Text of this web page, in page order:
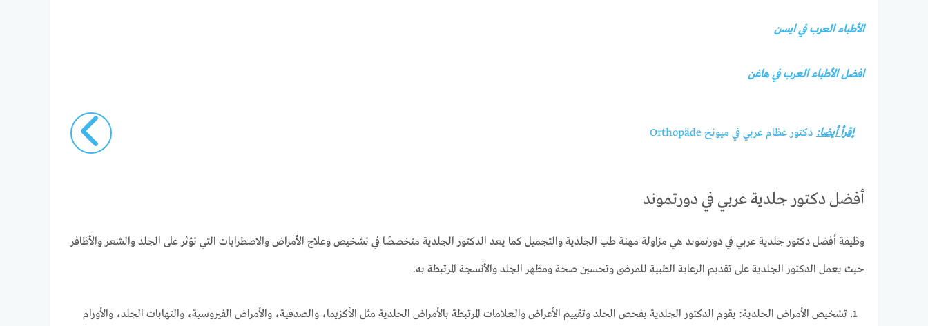
الأطباء العرب في ايسن
افضل الأطباء العرب في هاغن
إقرأ أيضا: دكتور عظام عربي في ميونخ Orthopäde
أفضل دكتور جلدية عربي في دورتموند
وظيفة أفضل دكتور جلدية عربي في دورتموند هي مزاولة مهنة طب الجلدية والتجميل كما يعد الدكتور الجلدية متخصصًا في تشخيص وعلاج الأمراض والاضطرابات التي تؤثر على الجلد والشعر والأظافر
حيث يعمل الدكتور الجلدية على تقديم الرعاية الطبية للمرضى وتحسين صحة ومظهر الجلد والأنسجة المرتبطة به.
تشخيص الأمراض الجلدية: يقوم الدكتور الجلدية بفحص الجلد وتقييم الأعراض والعلامات المرتبطة بالأمراض الجلدية مثل الأكزيما، والصدفية، والأمراض الفيروسية، والتهابات الجلد، والأورام